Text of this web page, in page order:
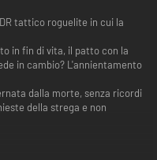
tattico roguelite in cui la
in fin di vita, il patto con la
in cambio? L'annientamento
dalla morte, senza ricordi
della strega e non